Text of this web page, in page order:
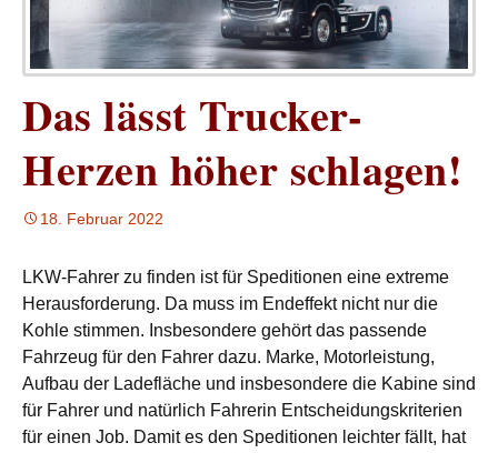
Das lässt Trucker-
Herzen höher schlagen!
18. Februar 2022
LKW-Fahrer zu finden ist für Speditionen eine extreme
Herausforderung. Da muss im Endeffekt nicht nur die
Kohle stimmen. Insbesondere gehört das passende
Fahrzeug für den Fahrer dazu. Marke, Motorleistung,
Aufbau der Ladefläche und insbesondere die Kabine sind
für Fahrer und natürlich Fahrerin Entscheidungskriterien
für einen Job. Damit es den Speditionen leichter fällt, hat